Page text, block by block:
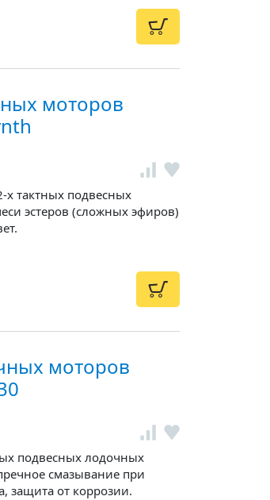
моторов
х тактных подвесных
эстеров (сложных эфиров)
моторов
подвесных лодочных
смазывание при
защита от коррозии.